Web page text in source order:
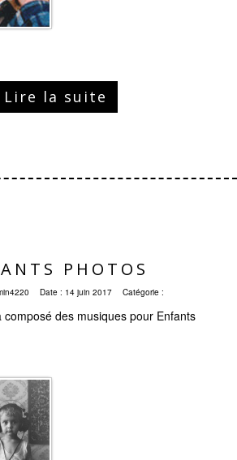
Lire la suite
PHOTOS
Date : 14 juin 2017 Catégorie :
composé des musiques pour Enfants